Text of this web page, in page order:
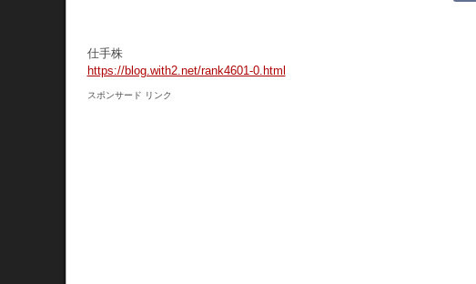
仕手株
https://blog.with2.net/rank4601-0.html
スポンサード リンク